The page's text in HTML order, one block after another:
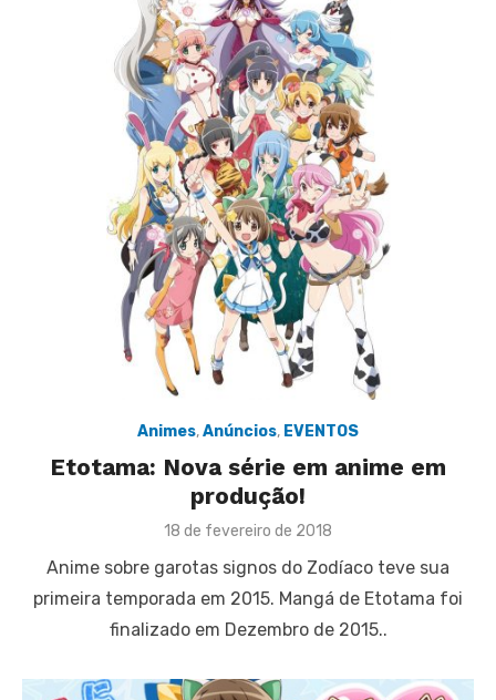
Animes,Anúncios, EVENTOS
Etotama: Nova série em anime em
produção!
Posted
18 de fevereiro de 2018
Anime sobre garotas signos do Zodíaco teve sua
primeira temporada em 2015. Mangá de Etotama foi
finalizado em Dezembro de 2015..